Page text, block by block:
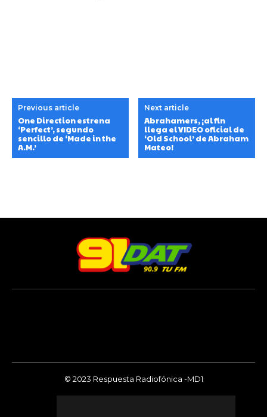
Previous article
One Direction estrena
‘Perfect’, segundo
sencillo de ‘Made in the
A.M.’
Next article
Abrahamers, ¡al fin
llega el VIDEO oficial de
‘Old School’ de Abraham
Mateo!
© 2023 Respuesta Radiofónica -MD1